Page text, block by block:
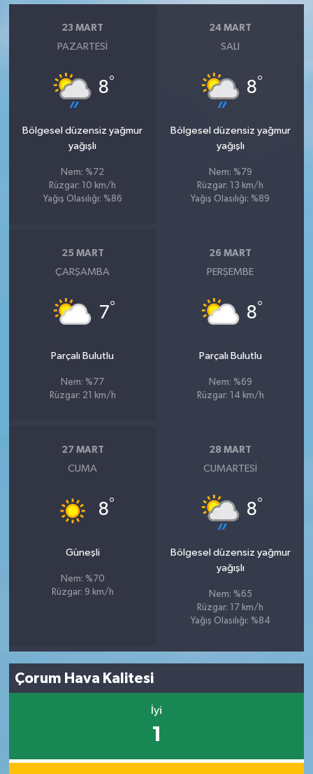
23 MART
PAZARTESI
8°
Bölgesel düzensiz yağmur
yağışlı
Nem: %72
Rüzgar: 10 km/h
Yağış Olasılığı: %86
24 MART
SALI
8°
Bölgesel düzensiz yağmur
yağışlı
Nem: %79
Rüzgar: 13 km/h
Yağış Olasılığı: %89
25 MART
ÇARŞAMBA
7°
Parçalı Bulutlu
Nem: %77
Rüzgar: 21 km/h
26 MART
PERŞEMBE
8°
Parçalı Bulutlu
Nem: %69
Rüzgar: 14 km/h
27 MART
CUMA
8°
Güneşli
Nem: %70
Rüzgar: 9 km/h
28 MART
CUMARTESI
8°
Bölgesel düzensiz yağmur
yağışlı
Nem: %65
Rüzgar: 17 km/h
Yağış Olasılığı: %84
Çorum Hava Kalitesi
İyi
1